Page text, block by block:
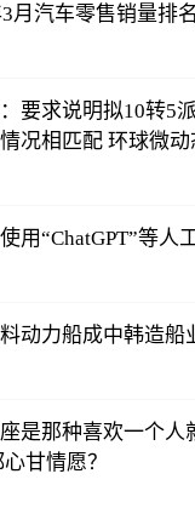
月汽车零售销量排
要求说明拟10转5
况相匹配 环球微动
用“ChatGPT”等人
动力船成中韩造船
是那种喜欢一个人
甘情愿？